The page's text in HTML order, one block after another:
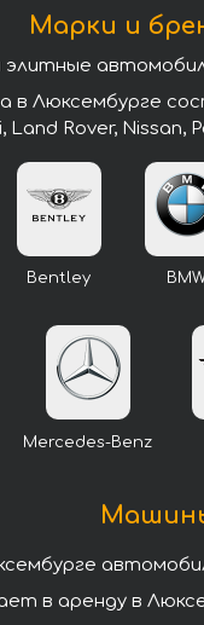
Марки и
Люксембурге
Rover, Nissan,
Bentley
Mercedes-Benz
в аренду в